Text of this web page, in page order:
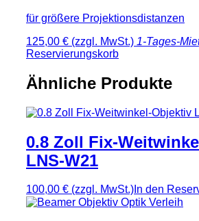
für größere Projektionsdistanzen
125,00 € (zzgl. MwSt.) 1-Tages-
Reservierungskorb
Ähnliche Produkte
0.8 Zoll Fix-
LNS-W21
100,00 € (zzgl. MwSt.) In den